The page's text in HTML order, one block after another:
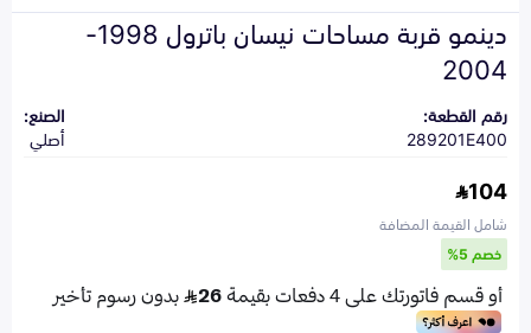
دينمو قربة مساحات نيسان باترول 1998-
2004
رقم القطعة:
289201E400
الصنع:
أصلي
104
شامل القيمة المضافة
خصم 5%